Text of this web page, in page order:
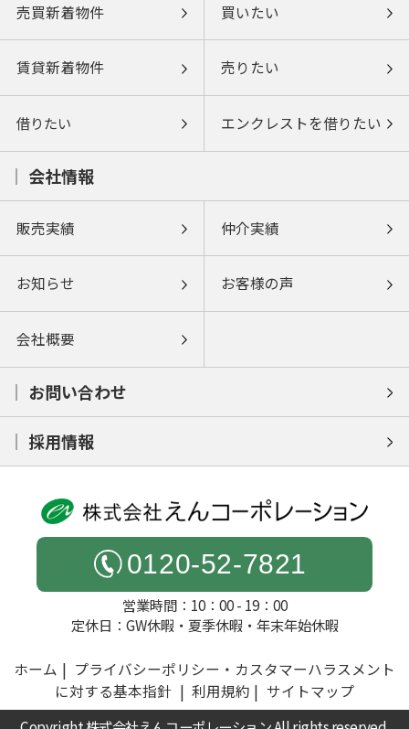
売買新着物件 買いたい
賃貸新着物件 売りたい
借りたい エンクレストを借りたい
会社情報
販売実績 仲介実績
お知らせ お客様の声
会社概要
お問い合わせ
採用情報
0120-52-7821
営業時間：10：00 - 19：00
定休日：GW休暇・夏季休暇・年末年始休暇
ホーム
プライバシーポリシー・カスタマーハラスメント
に対する基本指針
利用規約 サイトマップ